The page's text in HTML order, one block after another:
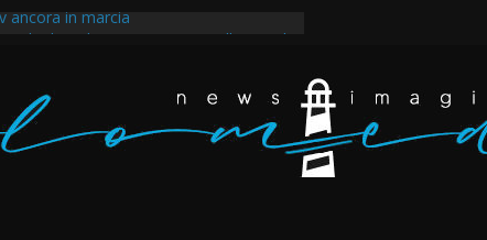
ancora in marcia
scarafaggi ha messo al muro il
Eravamo dappertutto
il tempo della rabbia e della rivolta a